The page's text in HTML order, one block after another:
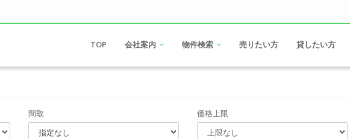
TOP 会社案内 物件検索 売りたい方 貸したい方
間取 価格上限